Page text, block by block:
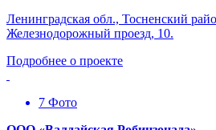
Ленинградская обл., Тосненский
Железнодорожный проезд, 10.
Подробнее о проекте
7 Фото